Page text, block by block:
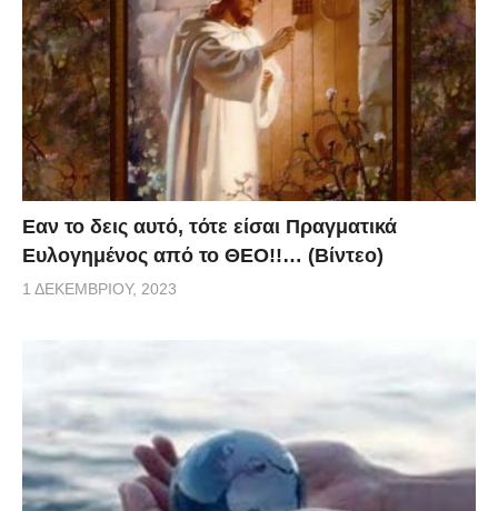
Eαν το δεις αυτό, τότε είσαι Πραγματικά
Ευλογημένος από το ΘΕΟ!!… (Βίντεο)
1 ΔΕΚΕΜΒΡΊΟΥ, 2023